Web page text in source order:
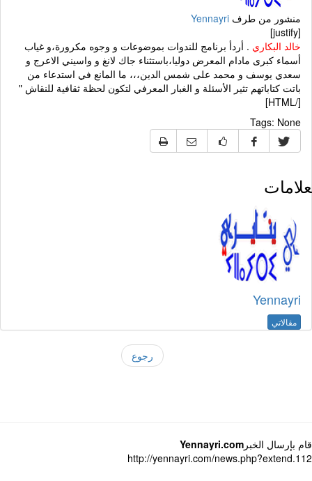
منشور من طرفYennayri
خالد البكاري . أردأ برنامج للندوات بموضوعات و وجوه مكرورة،و غياب
أسماء كبرى مادام المعرض دوليا،باستثناء جاك لانغ و واسيني الاعرج و
سعدي يوسف و محمد على شمس الدين،،، ما المانع في استدعاء من
باتت كتاباتهم تثير الأسئلة و الغبار المعرفي لتكون لحظة ثقافية للنقاش "
Tags:None
Yennayri
مقالاتي
رجوع
بإرسال الخبرYennayri.com
http://yennayri.com/